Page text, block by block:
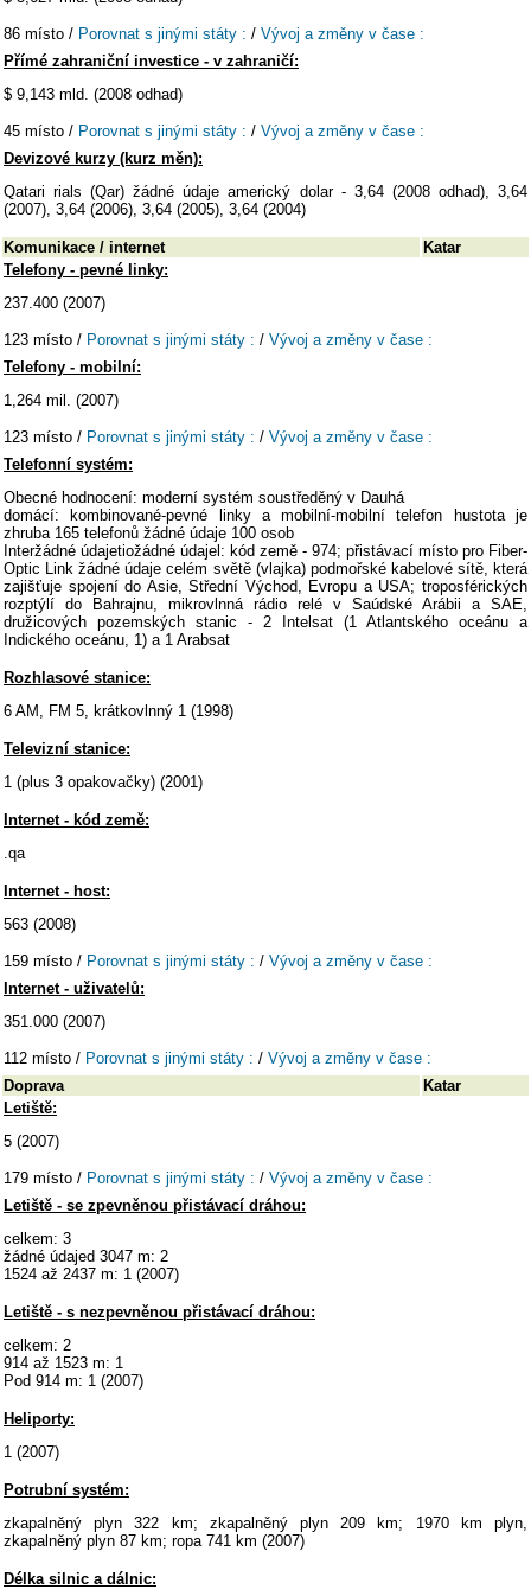
86 místo / Porovnat s jinými státy : / Vývoj a změny v čase :
Přímé zahraniční investice - v zahraničí:
$ 9,143 mld. (2008 odhad)
45 místo / Porovnat s jinými státy : / Vývoj a změny v čase :
Devizové kurzy (kurz měn):
Qatari rials (Qar) žádné údaje americký dolar - 3,64 (2008 odhad), 3,64
(2007), 3,64 (2006), 3,64 (2005), 3,64 (2004)
Komunikace / internet
Katar
Telefony - pevné linky:
237.400 (2007)
123 místo / Porovnat s jinými státy : / Vývoj a změny v čase :
Telefony - mobilní:
1,264 mil. (2007)
123 místo / Porovnat s jinými státy : / Vývoj a změny v čase :
Telefonní systém:
Obecné hodnocení: moderní systém soustředěný v Dauhá
domácí: kombinované-pevné linky a mobilní-mobilní telefon hustota je
zhruba 165 telefonů žádné údaje 100 osob
Interžádné údajetiožádné údajel: kód země - 974; přistávací místo pro Fiber-
Optic Link žádné údaje celém světě (vlajka) podmořské kabelové sítě, která
zajišťuje spojení do Asie, Střední Východ, Evropu a USA; troposférických
rozptýlí do Bahrajnu, mikrovlnná rádio relé v Saúdské Arábii a SAE,
družicových pozemských stanic - 2 Intelsat (1 Atlantského oceánu a
Indického oceánu, 1) a 1 Arabsat
Rozhlasové stanice:
6 AM, FM 5, krátkovlnný 1 (1998)
Televizní stanice:
1 (plus 3 opakovačky) (2001)
Internet - kód země:
.qa
Internet - host:
563 (2008)
159 místo / Porovnat s jinými státy : / Vývoj a změny v čase :
Internet - uživatelů:
351.000 (2007)
112 místo / Porovnat s jinými státy : / Vývoj a změny v čase :
Doprava
Katar
Letiště:
5 (2007)
179 místo / Porovnat s jinými státy : / Vývoj a změny v čase :
Letiště - se zpevněnou přistávací dráhou:
celkem: 3
žádné údajed 3047 m: 2
1524 až 2437 m: 1 (2007)
Letiště - s nezpevněnou přistávací dráhou:
celkem: 2
914 až 1523 m: 1
Pod 914 m: 1 (2007)
Heliporty:
1 (2007)
Potrubní systém:
zkapalněný plyn 322 km; zkapalněný plyn 209 km; 1970 km plyn,
zkapalněný plyn 87 km; ropa 741 km (2007)
Délka silnic a dálnic: